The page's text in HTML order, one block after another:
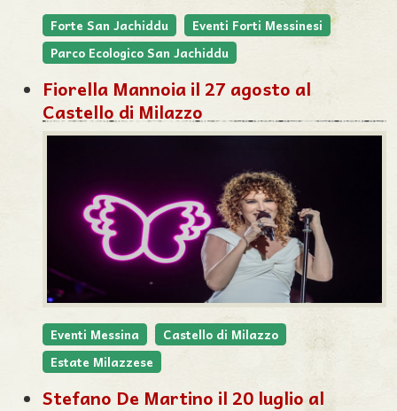
Forte San Jachiddu
Eventi Forti Messinesi
Parco Ecologico San Jachiddu
Fiorella Mannoia il 27 agosto al
Castello di Milazzo
Eventi Messina
Castello di Milazzo
Estate Milazzese
Stefano De Martino il 20 luglio al